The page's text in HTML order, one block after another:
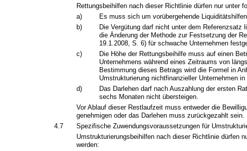
Rettungsbeihilfen nach dieser Richtlinie dürfen nur unter
a)
Es muss sich um vorübergehende
b)
Die Vergütung darf nicht unter dem
die Änderung der Methode zur Festsetzung der
19.1.2008, S. 6) für schwache Unternehmen
c)
Die Höhe der Rettungsbeihilfe muss auf einen
Unternehmens während eines Zeitraums von
Bestimmung dieses Betrags wird die Formel in
Umstrukturierung nichtfinanzieller Unternehmen
d)
Das Darlehen darf nach Auszahlung der ersten
sechs Monaten nicht übersteigen.
Vor Ablauf dieser Restlaufzeit muss entweder die
genehmigen oder das Darlehen muss zurückgezahlt sein.
4.7
Spezifische Zuwendungsvoraussetzungen für
Umstrukturierungsbeihilfen nach dieser Richtlinie dürfen
werden: